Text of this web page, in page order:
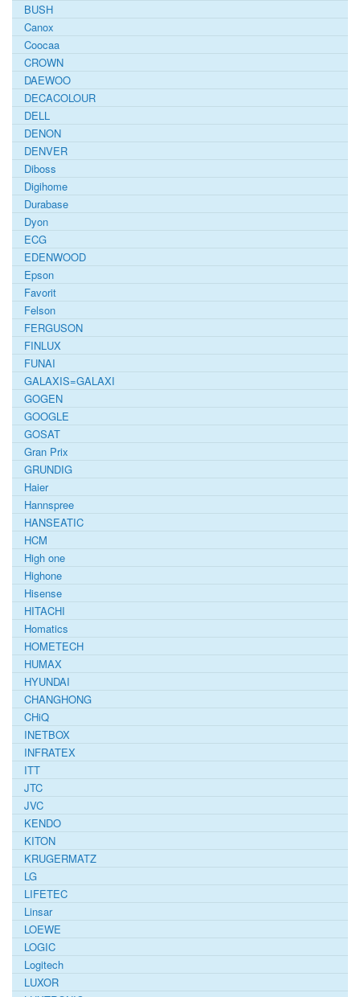
BUSH
Canox
Coocaa
CROWN
DAEWOO
DECACOLOUR
DELL
DENON
DENVER
Diboss
Digihome
Durabase
Dyon
ECG
EDENWOOD
Epson
Favorit
Felson
FERGUSON
FINLUX
FUNAI
GALAXIS=GALAXI
GOGEN
GOOGLE
GOSAT
Gran Prix
GRUNDIG
Haier
Hannspree
HANSEATIC
HCM
High one
Highone
Hisense
HITACHI
Homatics
HOMETECH
HUMAX
HYUNDAI
CHANGHONG
CHiQ
INETBOX
INFRATEX
ITT
JTC
JVC
KENDO
KITON
KRUGERMATZ
LG
LIFETEC
Linsar
LOEWE
LOGIC
Logitech
LUXOR